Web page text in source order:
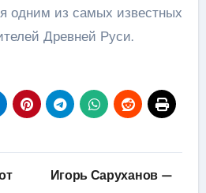
одним из самых известных
Древней Руси.
Игорь Саруханов —